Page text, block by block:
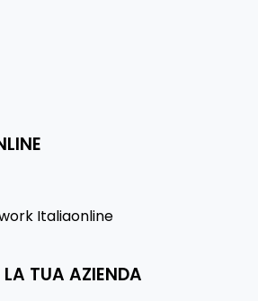
Italiaonline
LA TUA AZIENDA